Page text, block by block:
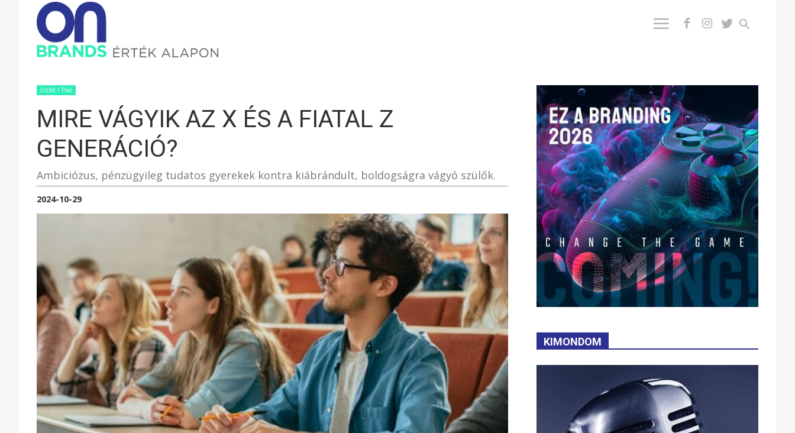
ÉRTÉK
Üzlet / Piac
MIRE VÁGYIK AZ X ÉS A FIATAL Z
GENERÁCIÓ?
Ambiciózus, pénzügyileg tudatos gyerekek kontra kiábrándult, boldogságra vágyó szülők.
2024-10-29
KIMONDOM